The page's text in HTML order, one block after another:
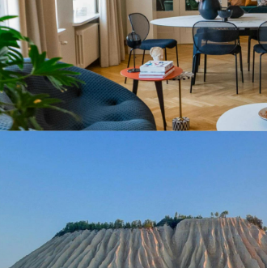
Pisos
Calles